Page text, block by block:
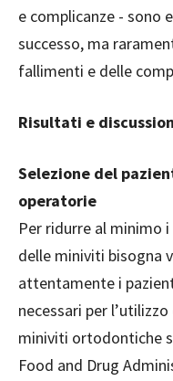
e complicanze - sono
successo, ma
fallimenti e delle
Risultati e
Selezione del
operatorie
Per ridurre al minimo
delle miniviti bisogna
attentamente i
necessari per
miniviti ortodontiche
Food and Drug